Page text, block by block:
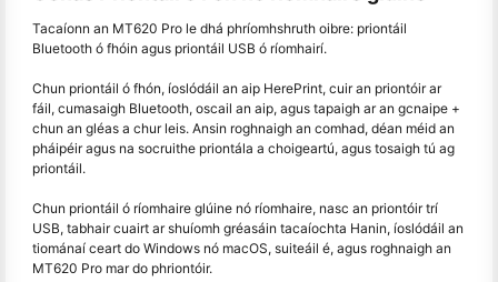
Tacaíonn an MT620 Pro le dhá phríomhshruth oibre: priontáil
Bluetooth ó fhóin agus priontáil USB ó ríomhairí.
Chun priontáil ó fhón, íoslódáil an aip HerePrint, cuir an priontóir ar
fáil, cumasaigh Bluetooth, oscail an aip, agus tapaigh ar an gcnaipe +
chun an gléas a chur leis. Ansin roghnaigh an comhad, déan méid an
pháipéir agus na socruithe priontála a choigeartú, agus tosaigh tú ag
priontáil.
Chun priontáil ó ríomhaire glúine nó ríomhaire, nasc an priontóir trí
USB, tabhair cuairt ar shuíomh gréasáin tacaíochta Hanin, íoslódáil an
tiománaí ceart do Windows nó macOS, suiteáil é, agus roghnaigh an
MT620 Pro mar do phriontóir.